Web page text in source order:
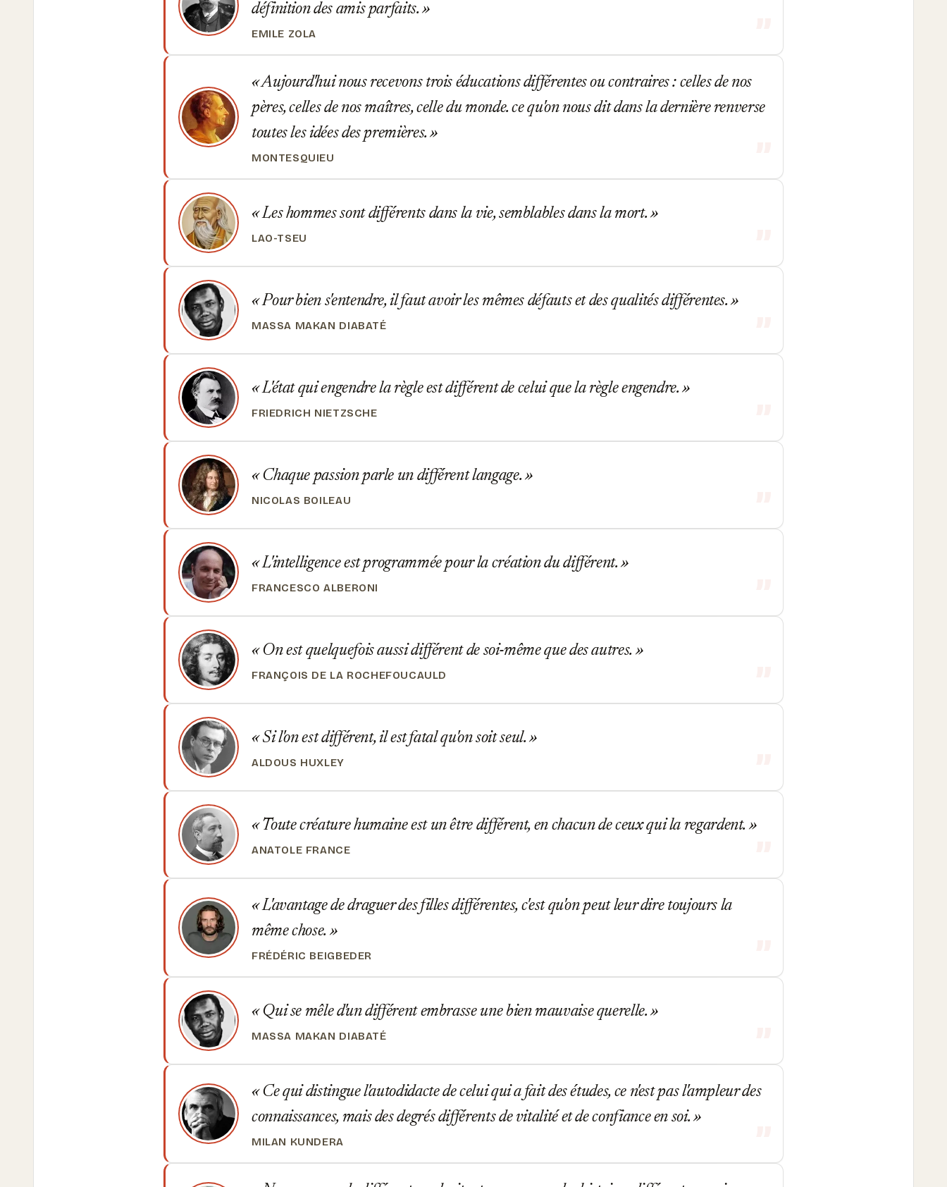
définition des amis parfaits.
EMILE ZOLA
Aujourd'hui nous recevons trois éducations différentes ou contraires : celles de nos
pères, celles de nos maîtres, celle du monde. ce qu'on nous dit dans la dernière renverse
toutes les idées des premières.
MONTESQUIEU
Les hommes sont différents dans la vie, semblables dans la mort.
LAO-TSEU
Pour bien s'entendre, il faut avoir les mêmes défauts et des qualités différentes.
MASSA MAKAN DIABATÉ
L'état qui engendre la règle est différent de celui que la règle engendre.
FRIEDRICH NIETZSCHE
Chaque passion parle un différent langage.
NICOLAS BOILEAU
L'intelligence est programmée pour la création du différent.
FRANCESCO ALBERONI
On est quelquefois aussi différent de soi-même que des autres.
FRANÇOIS DE LA ROCHEFOUCAULD
Si l'on est différent, il est fatal qu'on soit seul.
ALDOUS HUXLEY
Toute créature humaine est un être différent, en chacun de ceux qui la regardent.
ANATOLE FRANCE
L'avantage de draguer des filles différentes, c'est qu'on peut leur dire toujours la
même chose.
FRÉDÉRIC BEIGBEDER
Qui se mêle d'un différent embrasse une bien mauvaise querelle.
MASSA MAKAN DIABATÉ
Ce qui distingue l'autodidacte de celui qui a fait des études, ce n'est pas l'ampleur des
connaissances, mais des degrés différents de vitalité et de confiance en soi.
MILAN KUNDERA